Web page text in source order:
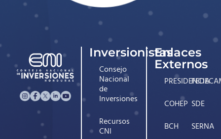
Inversionistas
Consejo
Nacional
de
Inversiones
Recursos
CNI
Enlaces
Externos
PRESIDENCIA
COHEP
BCH
SDE
SERNA